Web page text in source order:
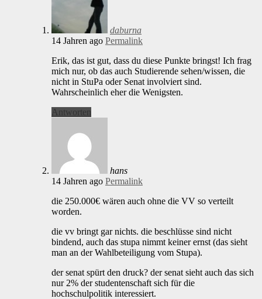
daburna
14 Jahren ago Permalink
Erik, das ist gut, dass du diese Punkte bringst! Ich frag
mich nur, ob das auch Studierende sehen/wissen, die
nicht in StuPa oder Senat involviert sind.
Wahrscheinlich eher die Wenigsten.
Antworten
hans
14 Jahren ago Permalink
die 250.000€ wären auch ohne die VV so verteilt
worden.
die vv bringt gar nichts. die beschlüsse sind nicht
bindend, auch das stupa nimmt keiner ernst (das sieht
man an der Wahlbeteiligung vom Stupa).
der senat spürt den druck? der senat sieht auch das sich
nur 2% der studentenschaft sich für die
hochschulpolitik interessiert.